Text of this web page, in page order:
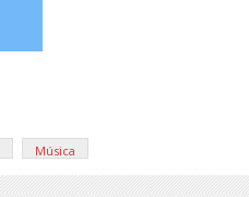
Música